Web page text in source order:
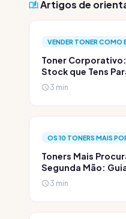
Artigos de
VENDER TONER
Toner
Stock que Tens
3 min
OS 10 TONERS MAIS
Toners Mais
Segunda Mão:
3 min